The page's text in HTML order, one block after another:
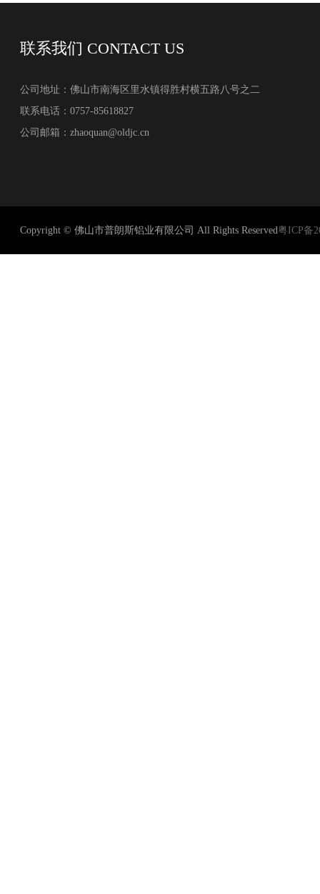
联系我们 CONTACT US
公司地址：佛山市南海区里水镇得胜村横五路八号之二
联系电话：0757-85618827
公司邮箱：zhaoquan@oldjc.cn
Copyright © 佛山市普朗斯铝业有限公司 All Rights Reserved粤ICP备